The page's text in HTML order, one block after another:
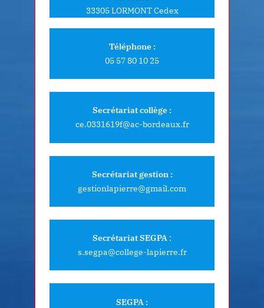
33305 LORMONT Cedex
Téléphone :
05 57 80 10 25
Secrétariat collège :
ce.0331619f@ac-bordeaux.fr
Secrétariat gestion :
gestionlapierre@gmail.com
Secrétariat SEGPA :
s.segpa@college-lapierre.fr
SEGPA :